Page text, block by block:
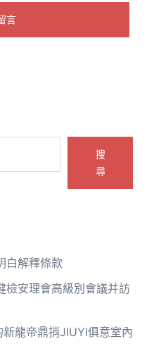
搜
尋
白解釋條款
檢安理會高級別會議并訪
新龍帝鼎捎JIUYI俱意室內